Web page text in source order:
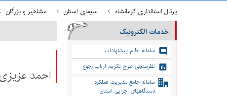
پرتال استانداری کرمانشاه سیمای استان مشاهیر و بزرگان
احمد
خدمات الکترونیک
سامانه نظام پیشنهادات
نظرسنجی طرح تکریم ارباب رجوع
سامانه جامع مدیریت عملکرد
دستگاههای اجرایی استان